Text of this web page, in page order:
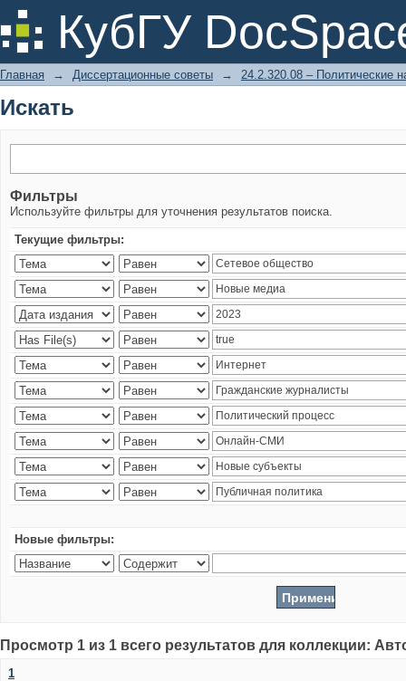
КубГУ
Искать
Главная → Диссертационные советы → 24.2.320.08 – Политические
Искать
Фильтры
Используйте фильтры для уточнения результатов поиска.
Текущие фильтры:
Новые фильтры:
Просмотр 1 из 1 всего результатов для коллекции:
1